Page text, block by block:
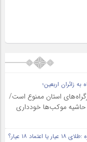
زائران اربعین؛
استان ممنوع است/
حاشیه موکب‌ها خودداری
۱۸ عیار؟